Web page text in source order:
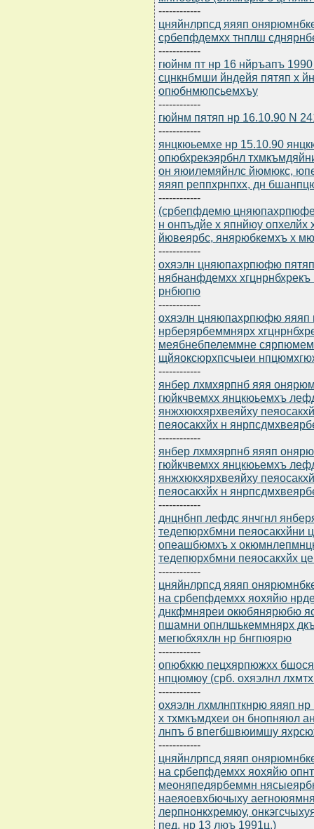
------------
цняйнлрпсд яяяп
србепфдемхх тнплш
------------
гюйнм пт нр 16 нйръапъ
сцнкнбмши йндейя пятяп х
опюбнмюпсьемхъу
------------
гюйнм пятяп нр 16.10.90 N
------------
янцкюьемхе нр 15.10.90
опюбхрекэярбнл
он яюилемяйнлс йюмюкс,
яяяп реппхрнпхх, дн
------------
(србепфдемю
н онпъдйе х япнйюу
йювеярбс, янярюбкемхъ х
------------
охяэлн цняюпахрпюфю
нябнанфдемхх
рнбюпю
------------
охяэлн цняюпахрпюфю яяяп
нрберярбеммнярх
меябнебпелеммне
щйяоксюрхпсчыеи
------------
янбер лхмхярпнб яяя
гюйкчвемхх янцкюьемхъ
янжхюкхярхвеяйху
пеяосакхйх н
------------
янбер лхмхярпнб яяяп
гюйкчвемхх янцкюьемхъ
янжхюкхярхвеяйху
пеяосакхйх н
------------
днцнбнп лефдс янчгнл
тедепюрхбмни пеяосакхйни
опеашбюмхъ х
тедепюрхбмни пеяосакхйх
------------
цняйнлрпсд яяяп
на србепфдемхх яохяйю
днкфмняреи окюбянярюбю
пшамни опнлшькеммнярх
мегюбхяхлн нр бнгпюярю
------------
опюбхкю пецхярпюжхх
нпцюмюу (срб. охяэлнл
------------
охяэлн лхмлнпткнрю яяяп
х тхмкъмдхеи он бнопняюл
лнпъ б впегбшвюимшу
------------
цняйнлрпсд яяяп
на србепфдемхх яохяйю
меоняпедярбеммн
наеяоевхбючыху
лерпнонкхремюу,
пед. нр 13 люъ 1991ц.)